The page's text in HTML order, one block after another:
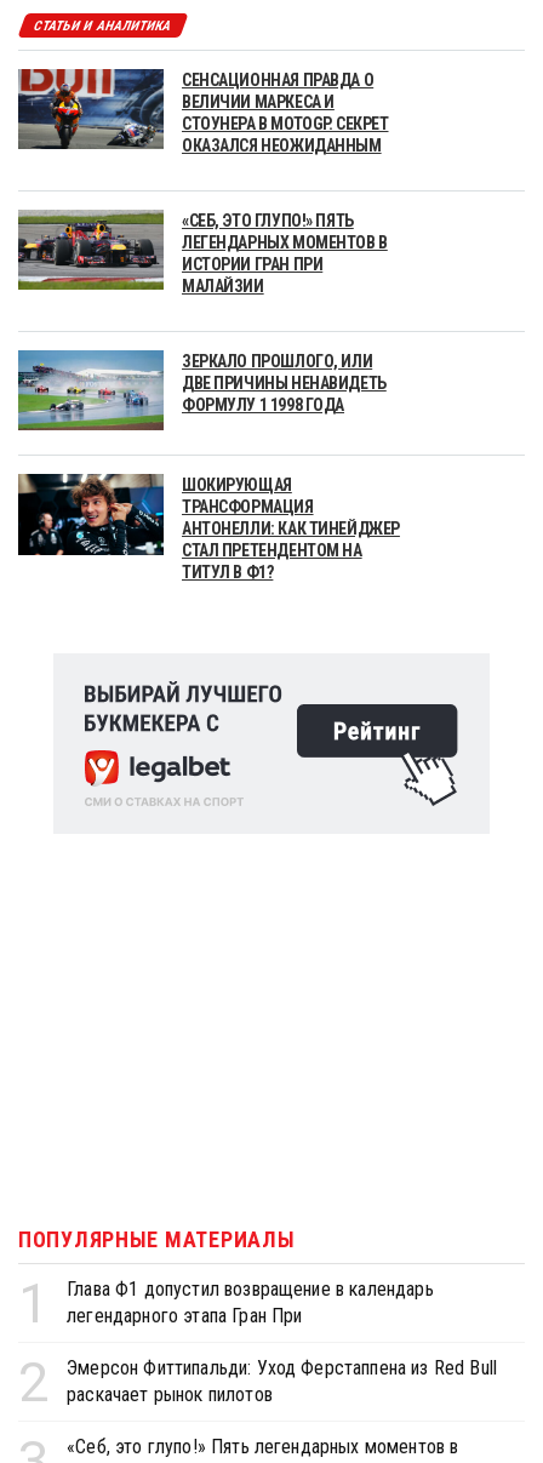
СТАТЬИ И АНАЛИТИКА
СЕНСАЦИОННАЯ ПРАВДА О
ВЕЛИЧИИ МАРКЕСА И
СТОУНЕРА В MOTOGP. СЕКРЕТ
ОКАЗАЛСЯ НЕОЖИДАННЫМ
«СЕБ, ЭТО ГЛУПО!» ПЯТЬ
ЛЕГЕНДАРНЫХ МОМЕНТОВ В
ИСТОРИИ ГРАН ПРИ
МАЛАЙЗИИ
ЗЕРКАЛО ПРОШЛОГО, ИЛИ
ДВЕ ПРИЧИНЫ НЕНАВИДЕТЬ
ФОРМУЛУ 1 1998 ГОДА
ШОКИРУЮЩАЯ
ТРАНСФОРМАЦИЯ
АНТОНЕЛЛИ: КАК ТИНЕЙДЖЕР
СТАЛ ПРЕТЕНДЕНТОМ НА
ТИТУЛ В Ф1?
ПОПУЛЯРНЫЕ МАТЕРИАЛЫ
1
Глава Ф1 допустил возвращение в календарь
легендарного этапа Гран При
2
Эмерсон Фиттипальди: Уход Ферстаппена из Red Bull
раскачает рынок пилотов
«Себ, это глупо!» Пять легендарных моментов в